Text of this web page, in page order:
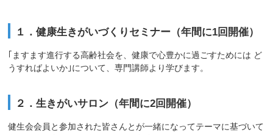
１．健康生きがいづくりセミナー（年間に1回開催）
｢ますます進行する高齢社会を、健康で心豊かに過ごすためには ど
うすればよいか｣について、専門講師より学びます。
２．生きがいサロン（年間に2回開催）
健生会会員と参加された皆さんとが一緒になってテーマに基づいて